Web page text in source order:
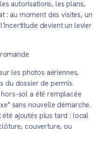
autorisations, les plans,
: au moment des visites, un
devient un levier
les photos aériennes,
du dossier de permis.
hors-sol a été remplacée
sans nouvelle démarche.
été ajoutés plus tard : local
couverture, ou